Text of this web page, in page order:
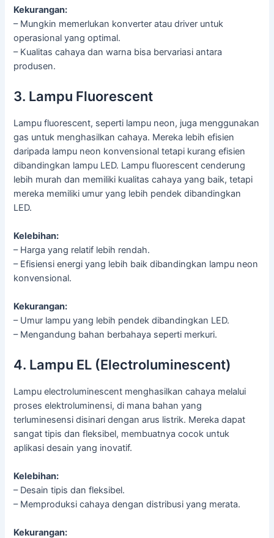
Kekurangan:
– Mungkin memerlukan konverter atau driver untuk
operasional yang optimal.
– Kualitas cahaya dan warna bisa bervariasi antara
produsen.
3. Lampu Fluorescent
Lampu fluorescent, seperti lampu neon, juga menggunakan
gas untuk menghasilkan cahaya. Mereka lebih efisien
daripada lampu neon konvensional tetapi kurang efisien
dibandingkan lampu LED. Lampu fluorescent cenderung
lebih murah dan memiliki kualitas cahaya yang baik, tetapi
mereka memiliki umur yang lebih pendek dibandingkan
LED.
Kelebihan:
– Harga yang relatif lebih rendah.
– Efisiensi energi yang lebih baik dibandingkan lampu neon
konvensional.
Kekurangan:
– Umur lampu yang lebih pendek dibandingkan LED.
– Mengandung bahan berbahaya seperti merkuri.
4. Lampu EL (Electroluminescent)
Lampu electroluminescent menghasilkan cahaya melalui
proses elektroluminensi, di mana bahan yang
terluminesensi disinari dengan arus listrik. Mereka dapat
sangat tipis dan fleksibel, membuatnya cocok untuk
aplikasi desain yang inovatif.
Kelebihan:
– Desain tipis dan fleksibel.
– Memproduksi cahaya dengan distribusi yang merata.
Kekurangan: